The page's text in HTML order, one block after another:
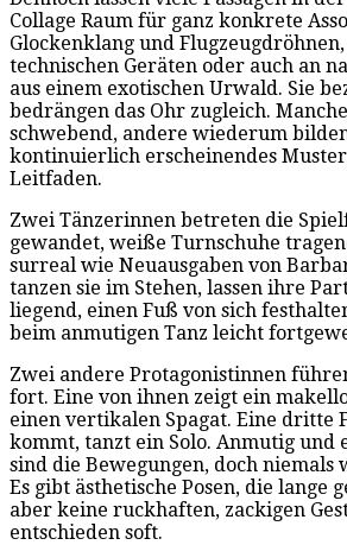
Collage Raum für ganz konkrete
Glockenklang und
technischen Geräten oder auch an
aus einem exotischen Urwald. Sie
bedrängen das Ohr zugleich.
schwebend, andere wiederum
kontinuierlich erscheinendes
Leitfaden.
Zwei Tänzerinnen betreten die
gewandet, weiße Turnschuhe
surreal wie Neuausgaben von
tanzen sie im Stehen, lassen ihre
liegend, einen Fuß von sich
beim anmutigen Tanz leicht
Zwei andere Protagonistinnen
fort. Eine von ihnen zeigt ein
einen vertikalen Spagat. Eine dritte
kommt, tanzt ein Solo. Anmutig und
sind die Bewegungen, doch niemals
Es gibt ästhetische Posen, die lange
aber keine ruckhaften, zackigen
entschieden soft.